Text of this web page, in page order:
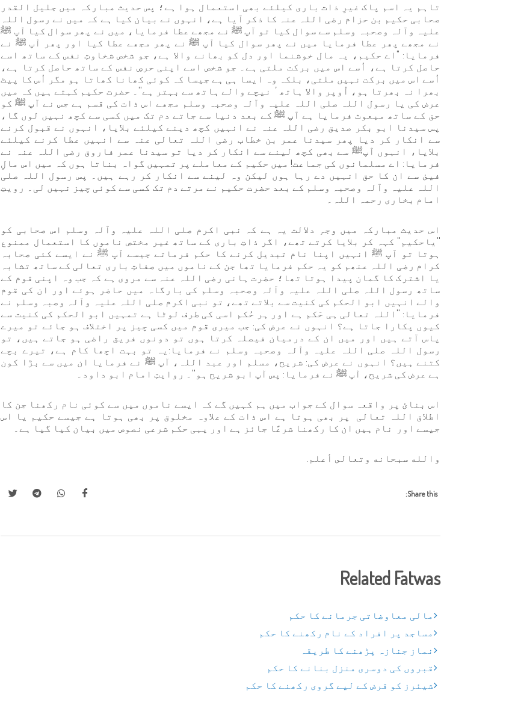
تاہم یہ اسم پاک غیرِ ذات باری کیلئے بھی استعمال ہوا ہے؛ پس حدیث مبارکہ میں جلیل القدر
صحابی حکیم بن حزام رضی اللہ عنہ کا ذکر آیا ہے، انہوں نے بیان کیا ہے کہ میں نے رسول اللہ
علیہ وآلہ وصحبہ وسلم سے سوال کیا تو آپ ﷺ نے مجھے عطا فرمایا، میں نے پھر سوال کیا آپ ﷺ
نے مجھے پھر عطا فرمایا میں نے پھر سوال کیا آپ ﷺ نے پھر مجھے عطا کیا اور پھر آپ ﷺ نے
فرمایا: "اے حکیم، یہ مال خوشنما اور دل کو بھانے والا ہے، جو شخص شخاوتِ نفس کے ساتھ اسے
حاصل کرتا ہے، اُسے اس میں برکت ملتی ہے۔ جو شخص اسے اپنی حرصِ نفس کے ساتھ حاصل کرتا ہے،
اُسے اس میں برکت نہیں ملتی، بلکہ وہ ایسا ہی ہے جیسا کہ کوئی کھانا کھاتا ہو مگر اُس کا پیٹ
بھرا نہ بھرتا ہو، اُوپر والا ہاتھ ٔ نیچے والے ہاتھ سے بہتر ہے''۔ حضرت حکیم کہتے ہیں کہ میں
عرض کی یا رسول اللہ صلی اللہ علیہ وآلہ وصحبہ وسلم مجھے اس ذات کی قسم ہے جس نے آپ ﷺ کو
حق کے ساتھ مبعوث فرمایا ہے آپ ﷺ کے بعد دنیا سے جاتے دم تک میں کسی سے کچھ نہیں لوں گا،
پس سیدنا ابو بکر صدیق رضی اللہ عنہ نے انہیں کچھ دینے کیلئے بلایا، انہوں نے قبول کرنے
سے انکار کر دیا پھر سیدنا عمر بن خطاب رضی اللہ تعالی عنہ سے انہیں عطا کرنے کیلئے
بلایا، انہوں آپﷺ سے بھی کچھ لینے سے انکار کر دیا تو سیدنا عمر فاروق رضی اللہ عنہ نے
فرمایا: اے مسلمانوں کی جماعت! میں حکیم کے معاملے پر تمہیں گواہ بناتا ہوں کہ میں اس مالِ
فیئ سے ان کا حق انہیں دے رہا ہوں لیکن وہ لینے سے انکار کر رہے ہیں۔ پس رسول اللہ صلی
اللہ علیہ وآلہ وصحبہ وسلم کے بعد حضرت حکیم نے مرتے دم تک کسی سے کوئی چیز نہیں لی۔ رویتِ
امام بخاری رحمہ اللہ۔
اس حدیث مبارکہ میں وجہِ دلالت یہ ہے کہ نبی اکرم صلی اللہ علیہ وآلہ وسلم اس صحابی کو
''یاحکیم'' کہہ کر بلایا کرتے تھے، اگر ذاتِ باری کے ساتھ غیر مختص ناموں کا استعمال ممنوع
ہوتا تو آپ ﷺ انہیں اپنا نام تبدیل کرنے کا حکم فرماتے جیسے آپ ﷺ نے ایسے کئی صحابہ
کرام رضی اللہ عنھم کو یہ حکم فرمایا تھا جن کے ناموں میں صفاتِ باری تعالی کے ساتھ تشابہ
یا اشترک کا گمان پیدا ہوتا تھا؛ حضرت ہانی رضی اللہ عنہ سے مروی ہے کہ جب وہ اپنی قوم کے
ساتھ رسول اللہ صلی اللہ علیہ وآلہ وصحبہ وسلم کی بارگاہ میں حاضر ہوئے اور ان کی قوم
والے انہیں ابو الحکم کی کنیت سے بلاتے تھے، تو نبی اکرم صلی اللہ علیہ وآلہ وصبہ وسلم نے
فرمایا: ''اللہ تعالی ہی حَکم ہے اور ہر حُکم اسی کی طرف لوٹا ہے تمہیں ابو الحکم کی کنیت سے
کیوں پکارا جاتا ہے؟ انہوں نے عرض کی: جب میری قوم میں کسی چیز پر اختلاف ہو جائے تو میرے
پاس آتے ہیں اور میں ان کے درمیان فیصلہ کرتا ہوں تو دونوں فریق راضی ہو جاتے ہیں، تو
رسول اللہ صلی اللہ علیہ وآلہ وصحبہ وسلم نے فرمایا:یہ تو بہت اچھا کام ہے، تیرے بچے
کتنے ہیں؟ انہوں نے عرض کی: شریح، مسلم اور عبد اللہ، آپ ﷺ نے فرمایا ان میں سے بڑا کون
ہے عرض کی شریح، آپ ﷺ نے فرمایا: پس آپ ابو شریح ہو''۔ روایتِ امام ابو داود۔
اس بنائ پر واقعہ سوال کے جواب میں ہم کہیں گے کہ ایسے ناموں میں سے کوئی نام رکھنا جن کا
اطلاق اللہ تعالی پر بھی ہوتا ہے اس ذات کے علاوہ مخلوق پر بھی ہوتا ہے جیسے حکیم یا اس
جیسے اور نام ہیں ان کا رکھنا شرعًا جائز ہے اور یہی حکم شرعی نصوص میں بیان کیا گیا ہے۔
والله سبحانه وتعالى أعلم.
Share this:
Related Fatwas
مالی معاوضاتی جرمانے کا حکم
مساجد پر افراد کے نام رکھنے کا حکم
نماز جنازہ پڑھنے کا طریقہ
قبروں کی دوسری منزل بنانے کا حکم
شیئرز کو قرض کے لیے گروی رکھنے کا حکم